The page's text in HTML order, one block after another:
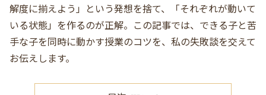
解度に揃えよう」という発想を捨て、「それぞれが動いて
いる状態」を作るのが正解。この記事では、できる子と苦
手な子を同時に動かす授業のコツを、私の失敗談を交えて
お伝えします。